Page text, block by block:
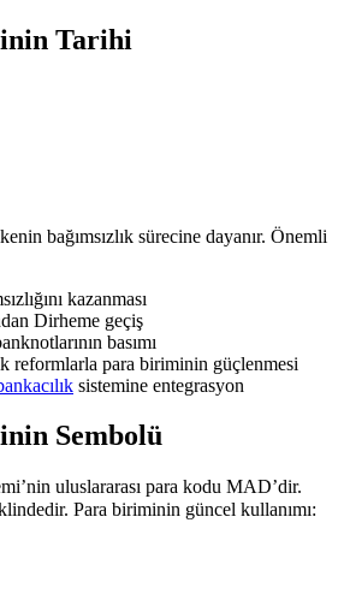
Tarihi
bağımsızlık sürecine dayanır. Önemli
kazanması
Dirheme geçiş
basımı
reformlarla para biriminin güçlenmesi
sistemine entegrasyon
Sembolü
uluslararası para kodu MAD’dir.
Para biriminin güncel kullanımı: